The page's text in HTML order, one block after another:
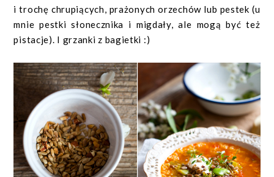
i trochę chrupiących, prażonych orzechów lub pestek (u
mnie pestki słonecznika i migdały, ale mogą być też
pistacje). I grzanki z bagietki :)